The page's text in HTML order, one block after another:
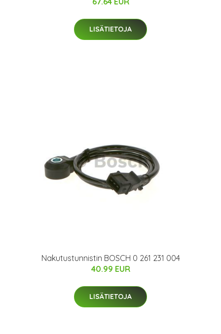
LISÄTIETOJA
Nakutustunnistin BOSCH 0 261 231 004
40.99 EUR
LISÄTIETOJA